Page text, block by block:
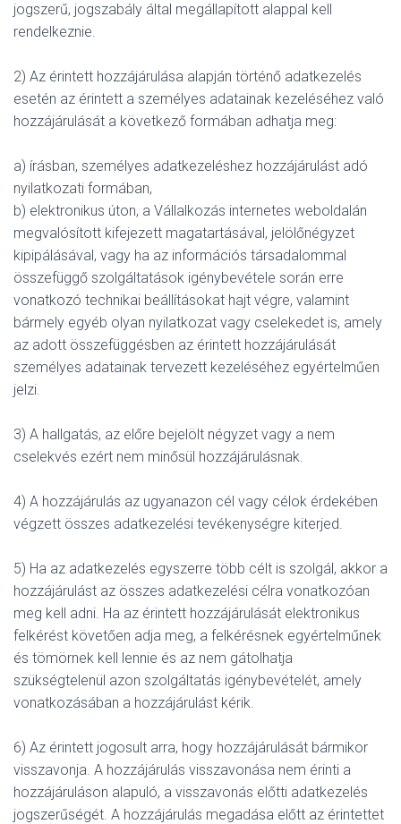
jogszerű, jogszabály által megállapított alappal kell
rendelkeznie.
2) Az érintett hozzájárulása alapján történő adatkezelés
esetén az érintett a személyes adatainak kezeléséhez való
hozzájárulását a következő formában adhatja meg:
a) írásban, személyes adatkezeléshez hozzájárulást adó
nyilatkozati formában,
b) elektronikus úton, a Vállalkozás internetes weboldalán
megvalósított kifejezett magatartásával, jelölőnégyzet
kipipálásával, vagy ha az információs társadalommal
összefüggő szolgáltatások igénybevétele során erre
vonatkozó technikai beállításokat hajt végre, valamint
bármely egyéb olyan nyilatkozat vagy cselekedet is, amely
az adott összefüggésben az érintett hozzájárulását
személyes adatainak tervezett kezeléséhez egyértelműen
jelzi.
3) A hallgatás, az előre bejelölt négyzet vagy a nem
cselekvés ezért nem minősül hozzájárulásnak.
4) A hozzájárulás az ugyanazon cél vagy célok érdekében
végzett összes adatkezelési tevékenységre kiterjed.
5) Ha az adatkezelés egyszerre több célt is szolgál, akkor a
hozzájárulást az összes adatkezelési célra vonatkozóan
meg kell adni. Ha az érintett hozzájárulását elektronikus
felkérést követően adja meg, a felkérésnek egyértelműnek
és tömörnek kell lennie és az nem gátolhatja
szükségtelenül azon szolgáltatás igénybevételét, amely
vonatkozásában a hozzájárulást kérik.
6) Az érintett jogosult arra, hogy hozzájárulását bármikor
visszavonja. A hozzájárulás visszavonása nem érinti a
hozzájáruláson alapuló, a visszavonás előtti adatkezelés
jogszerűségét. A hozzájárulás megadása előtt az érintettet